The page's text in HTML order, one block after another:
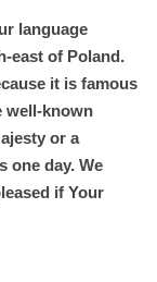
language
east of Poland.
it is famous
well-known
or a
one day. We
if Your